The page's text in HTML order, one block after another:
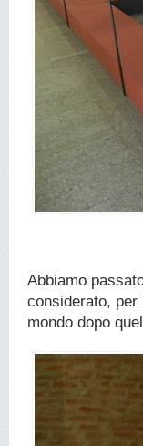
Abbiamo
considerato,
mondo dopo